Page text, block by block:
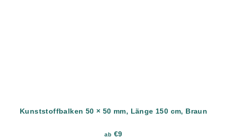
Kunststoffbalken 50 × 50 mm, Länge 150 cm, Braun
ab €9